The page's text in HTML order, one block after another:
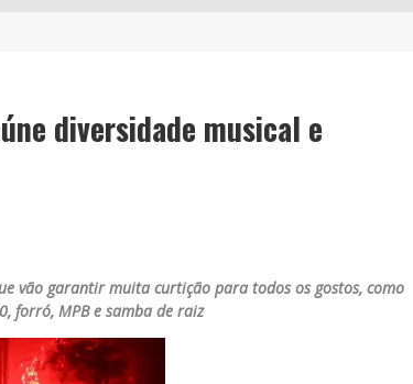
‘AS NOITES MAL DORMIDAS DE CAIO JOCHEM’ É A NOVA OBRA DO ESCRITOR MINEIRO RAPHAEL JULIANO
diversidade musical e
vão garantir muita curtição para todos os gostos, como
forró, MPB e samba de raiz